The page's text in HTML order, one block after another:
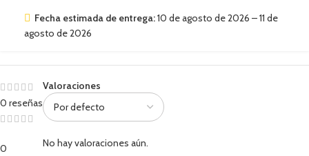
Fecha estimada de entrega:10 de agosto de 2026 – 11 de
agosto de 2026
0 reseñas
0
Valoraciones
No hay valoraciones aún.